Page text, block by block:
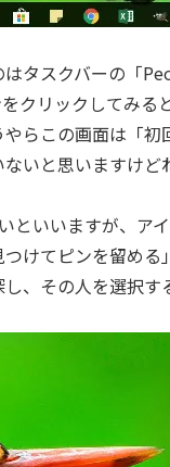
タスクバーの「
クリックしてみ
らこの画面は「
いと思いますけど
といいますが、ア
けてピンを留め
、その人を選択す